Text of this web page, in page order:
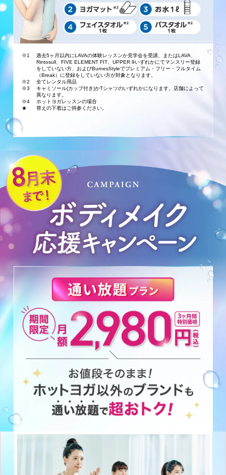
※1
過去5ヶ月以内にLAVAの体験レッスンか見学会を受講、またはLAVA、
Rintosull、FIVE ELEMENT FIT、UPPER 9いずれかにてマンスリー登録
をしていない方、およびBurnesStyleでプレミアム・フリー・フルタイム
（Break）に登録をしていない方が対象となります。
※2
全てレンタル用品
※3
キャミソール(カップ付き)かTシャツのいずれかになります。店舗によって
異なります。
※4
ホットヨガレッスンの場合
★
替えの下着はご持参ください。